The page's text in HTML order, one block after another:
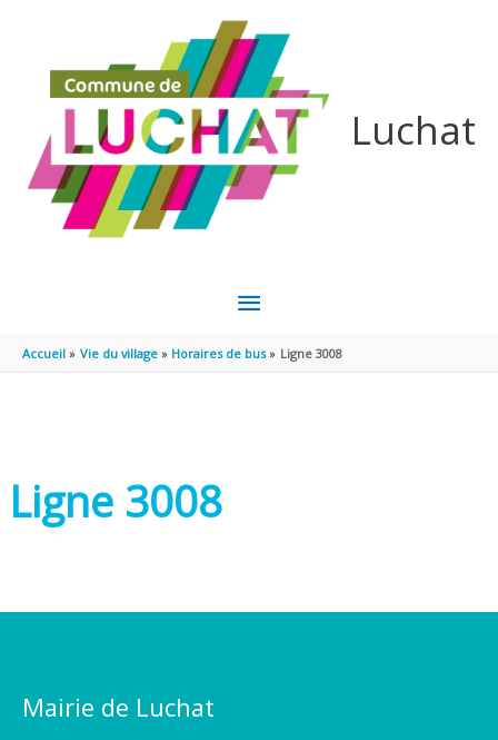
Luchat
MENU
PRINCIPAL
Accueil Vie du village Horaires de bus Ligne 3008
Ligne 3008
Mairie de Luchat